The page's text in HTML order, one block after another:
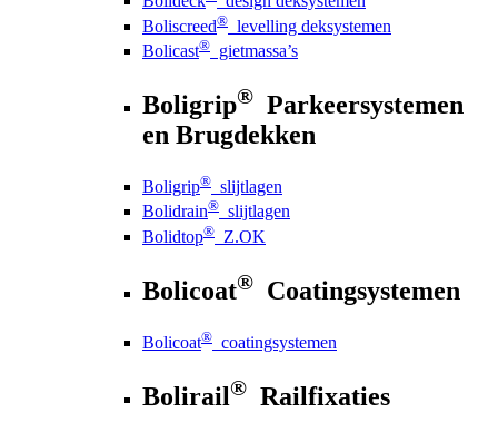
Boliscreed® levelling deksystemen
Bolicast® gietmassa’s
Boligrip® Parkeersystemen
en Brugdekken
Boligrip® slijtlagen
Bolidrain® slijtlagen
Bolidtop® Z.OK
Bolicoat® Coatingsystemen
Bolicoat® coatingsystemen
Bolirail® Railfixaties